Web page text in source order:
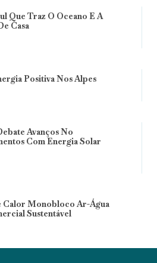
Que Traz O Oceano E A
Casa
Positiva Nos Alpes
Avanços No
Com Energia Solar
Calor Monobloco Ar-Água
Sustentável